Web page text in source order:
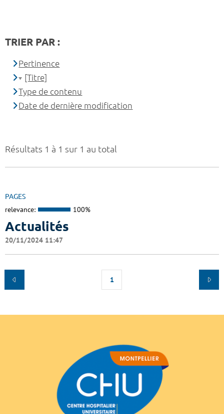
Résultats 1 à 1 sur 1 au total
PAGES
relevance: 100%
Actualités
20/11/2024 11:47
1
TRIER PAR :
Pertinence
[Titre]
Type de contenu
Date de dernière modification